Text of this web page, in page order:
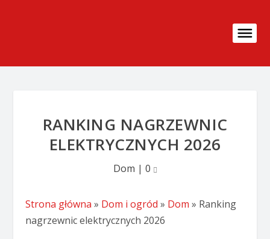
RANKING NAGRZEWNIC
ELEKTRYCZNYCH 2026
Dom | 0
Strona główna » Dom i ogród » Dom » Ranking
nagrzewnic elektrycznych 2026